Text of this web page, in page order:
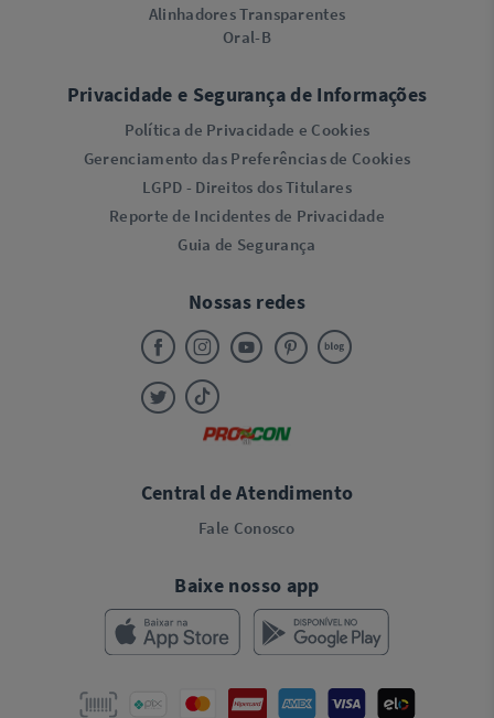
Alinhadores Transparentes
Oral-B
Privacidade e Segurança de Informações
Política de Privacidade e Cookies
Gerenciamento das Preferências de Cookies
LGPD - Direitos dos Titulares
Reporte de Incidentes de Privacidade
Guia de Segurança
Nossas redes
Central de Atendimento
Fale Conosco
Baixe nosso app